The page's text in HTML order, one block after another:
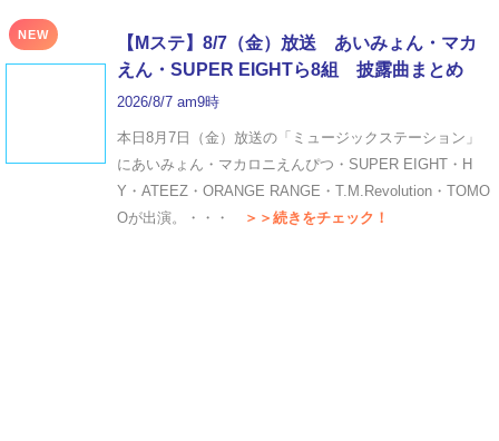
NEW
【Mステ】8/7（金）放送 あいみょん・マカ
えん・SUPER EIGHTら8組 披露曲まとめ
2026/8/7 am9時
本日8月7日（金）放送の「ミュージックステーション」
にあいみょん・マカロニえんぴつ・SUPER EIGHT・H
Y・ATEEZ・ORANGE RANGE・T.M.Revolution・TOMO
Oが出演。・・・
＞＞続きをチェック！